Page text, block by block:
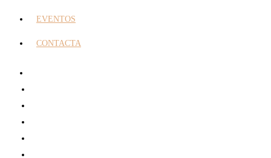
EVENTOS
CONTACTA